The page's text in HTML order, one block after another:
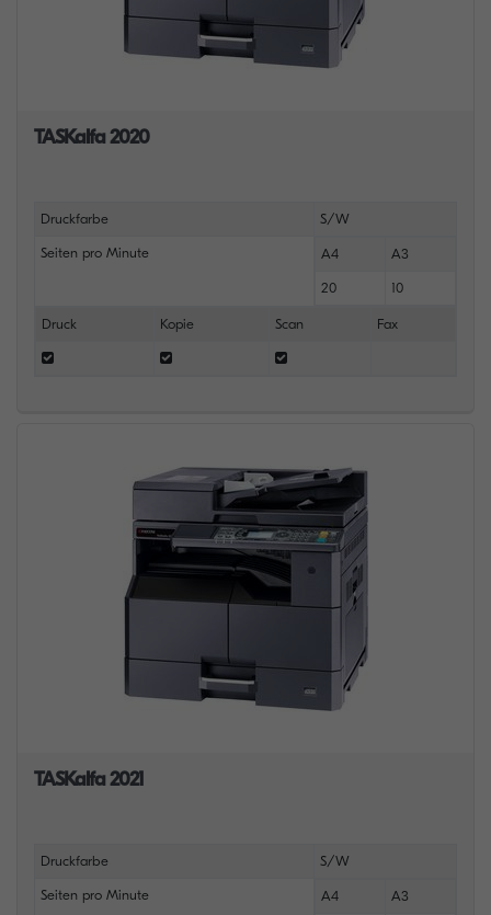
TASKalfa 2020
Druckfarbe S/W
Seiten pro Minute A4 A3
20 10
Druck Kopie Scan Fax
TASKalfa 2021
Druckfarbe S/W
Seiten pro Minute A4 A3